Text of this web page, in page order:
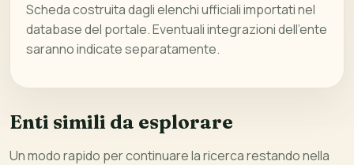
Scheda costruita dagli elenchi ufficiali importati nel
database del portale. Eventuali integrazioni dell’ente
saranno indicate separatamente.
Enti simili da esplorare
Un modo rapido per continuare la ricerca restando nella